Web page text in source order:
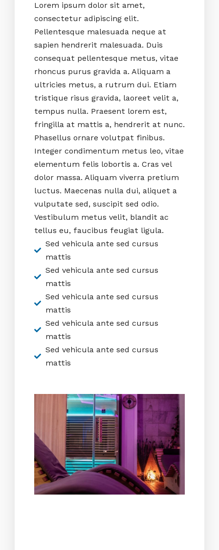
Lorem ipsum dolor sit amet,
consectetur adipiscing elit.
Pellentesque malesuada neque at
sapien hendrerit malesuada. Duis
consequat pellentesque metus, vitae
rhoncus purus gravida a. Aliquam a
ultricies metus, a rutrum dui. Etiam
tristique risus gravida, laoreet velit a,
tempus nulla. Praesent lorem est,
fringilla at mattis a, hendrerit at nunc.
Phasellus ornare volutpat finibus.
Integer condimentum metus leo, vitae
elementum felis lobortis a. Cras vel
dolor massa. Aliquam viverra pretium
luctus. Maecenas nulla dui, aliquet a
vulputate sed, suscipit sed odio.
Vestibulum metus velit, blandit ac
tellus eu, faucibus feugiat ligula.
Sed vehicula ante sed cursus
mattis
Sed vehicula ante sed cursus
mattis
Sed vehicula ante sed cursus
mattis
Sed vehicula ante sed cursus
mattis
Sed vehicula ante sed cursus
mattis